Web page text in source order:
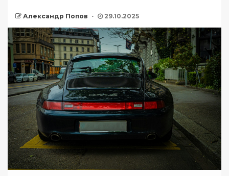
Александр Попов 29.10.2025